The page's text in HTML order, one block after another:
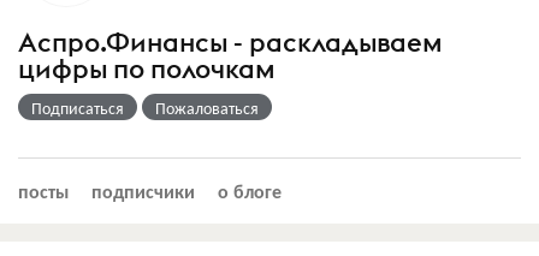
Аспро.Финансы - раскладываем
цифры по полочкам
Подписаться Пожаловаться
посты подписчики о блоге